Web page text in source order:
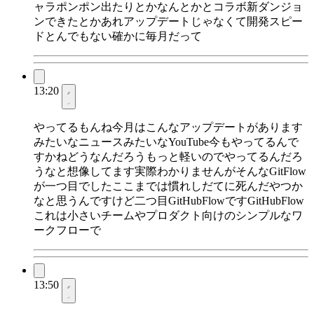
ャラポンポン出たりとかなんとかとコラボ新ダンジョ
ンできたとかあれアップデートじゃなくて開発スピー
ドとんでもない確かに毎月だって
13:20
やってるもんね今月はこんなアップデートがあります
みたいなニュースみたいなYouTube今もやってるんで
すかねどうなんだろうもっと軽いのでやってるんだろ
うなと想像してます実際わかりませんがそんなGitFlow
が一つ目でしたここまでは慣れしだてに死んだやつか
なと思うんですけど二つ目GitHubFlowですGitHubFlow
これは小さいチームやプロダクト向けのシンプルなワ
ークフローで
13:50